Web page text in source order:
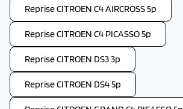
Reprise CITROEN C4 AIRCROSS 5p
Reprise CITROEN C4 PICASSO 5p
Reprise CITROEN DS3 3p
Reprise CITROEN DS4 5p